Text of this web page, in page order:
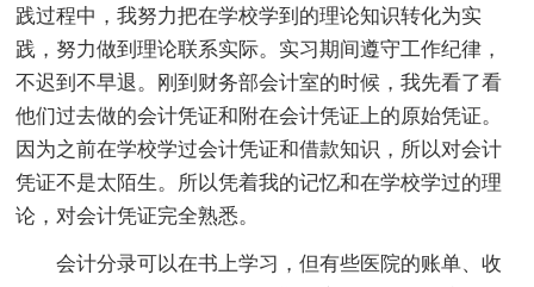
践过程中，我努力把在学校学到的理论知识转化为实
践，努力做到理论联系实际。实习期间遵守工作纪律，
不迟到不早退。刚到财务部会计室的时候，我先看了看
他们过去做的会计凭证和附在会计凭证上的原始凭证。
因为之前在学校学过会计凭证和借款知识，所以对会计
凭证不是太陌生。所以凭着我的记忆和在学校学过的理
论，对会计凭证完全熟悉。
会计分录可以在书上学习，但有些医院的账单、收